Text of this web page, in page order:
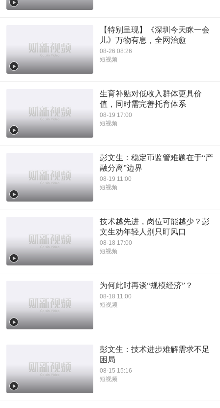
【特别呈现】《深圳今天眯一会
儿》万物有息，全网治愈
08-26 08:26
短视频
生育补贴对低收入群体更具价
值，同时需完善托育体系
08-19 17:00
短视频
彭文生：稳定币监管难题在于“产
融分离”边界
08-19 11:00
短视频
技术越先进，岗位可能越少？彭
文生劝年轻人别只盯风口
08-18 17:00
短视频
为何此时再谈“规模经济”？
08-18 11:00
短视频
彭文生：技术进步难解需求不足
困局
08-15 15:16
短视频